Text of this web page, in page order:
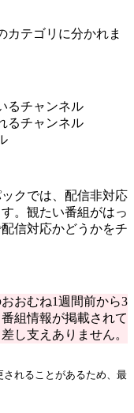
カテゴリに分かれま
るチャンネル
るチャンネル
クでは、配信非対応
。観たい番組がはっ
信対応かどうかをチ
おむね1週間前から3
組情報が掲載されて
し支えありません。
れることがあるため、最